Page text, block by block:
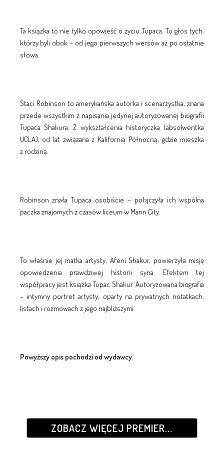
Ta książka to nie tylko opowieść o życiu Tupaca. To głos tych,
którzy byli obok – od jego pierwszych wersów aż po ostatnie
słowa.
Staci Robinson to amerykańska autorka i scenarzystka, znana
przede wszystkim z napisania jedynej autoryzowanej biografii
Tupaca Shakura. Z wykształcenia historyczka (absolwentka
UCLA), od lat związana z Kalifornią Północną, gdzie mieszka
z rodziną.
Robinson znała Tupaca osobiście – połączyła ich wspólna
paczka znajomych z czasów liceum w Marin City.
To właśnie jej matka artysty, Afeni Shakur, powierzyła misję
opowiedzenia prawdziwej historii syna. Efektem tej
współpracy jest książka Tupac Shakur. Autoryzowana biografia
– intymny portret artysty, oparty na prywatnych notatkach,
listach i rozmowach z jego najbliższymi.
Powyższy opis pochodzi od wydawcy.
ZOBACZ WIĘCEJ PREMIER...